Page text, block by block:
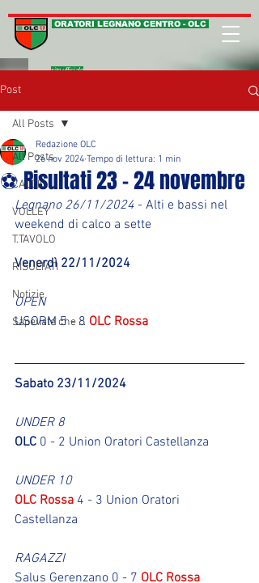
ORATORI LEGNANO CENTRO - OLC
sito ufficiale
Post
All Posts
CALCIO
VOLLEY
T.TAVOLO
RISULTATI
Notizie
Sapevate che ...
All Posts
⚽ Risultati 23 - 24 novembre
Redazione OLC
26 nov 2024 Tempo di lettura: 1 min
Legnano 26/11/2024 - Alti e bassi nel
weekend di calco a sette
Venerdì 22/11/2024
OPEN
USORM 5 - 8 OLC Rossa
Sabato 23/11/2024
UNDER 8
OLC 0 - 2 Union Oratori Castellanza
UNDER 10
OLC Rossa 4 - 3 Union Oratori
Castellanza
RAGAZZI
Salus Gerenzano 0 - 7 OLC Rossa